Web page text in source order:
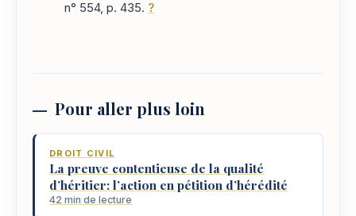
n° 554, p. 435. ?
Pour aller plus loin
DROIT CIVIL
La preuve contentieuse de la qualité
d’héritier: l’action en pétition d’hérédité
42 min de lecture